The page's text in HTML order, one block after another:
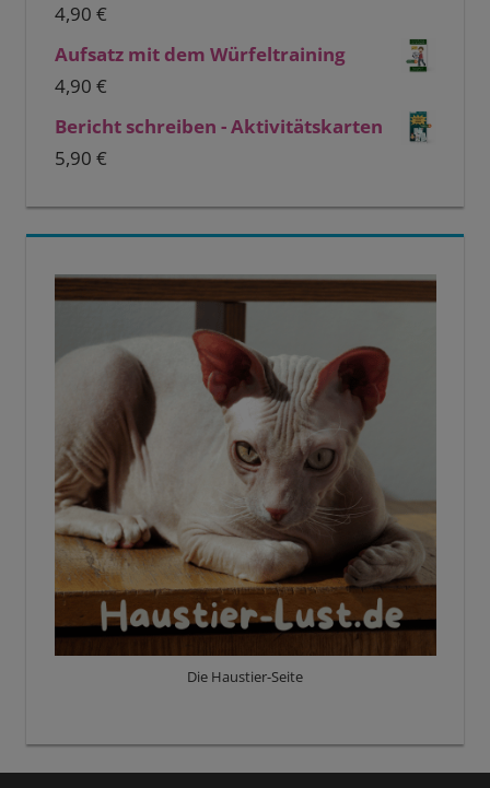
4,90 €
Aufsatz mit dem Würfeltraining
4,90 €
Bericht schreiben - Aktivitätskarten
5,90 €
Die Haustier-Seite